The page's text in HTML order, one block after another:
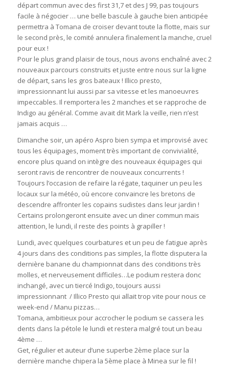
départ commun avec des first 31,7 et des J 99, pas toujours
facile à négocier … une belle bascule à gauche bien anticipée
permettra à Tomana de croiser devant toute la flotte, mais sur
le second près, le comité annulera finalement la manche, cruel
pour eux !
Pour le plus grand plaisir de tous, nous avons enchaîné avec 2
nouveaux parcours construits et juste entre nous sur la ligne
de départ, sans les gros bateaux ! Illico presto,
impressionnant lui aussi par sa vitesse et les manoeuvres
impeccables. Il remportera les 2 manches et se rapproche de
Indigo au général. Comme avait dit Mark la veille, rien n’est
jamais acquis …
Dimanche soir, un apéro Aspro bien sympa et improvisé avec
tous les équipages, moment très important de convivialité,
encore plus quand on intègre des nouveaux équipages qui
seront ravis de rencontrer de nouveaux concurrents !
Toujours l’occasion de refaire la régate, taquiner un peu les
locaux sur la météo, où encore convaincre les bretons de
descendre affronter les copains sudistes dans leur jardin !
Certains prolongeront ensuite avec un diner commun mais
attention, le lundi, il reste des points à grapiller !
Lundi, avec quelques courbatures et un peu de fatigue après
4 jours dans des conditions pas simples, la flotte disputera la
dernière banane du championnat dans des conditions très
molles, et nerveusement difficiles…Le podium restera donc
inchangé, avec un tiercé Indigo, toujours aussi
impressionnant / Illico Presto qui allait trop vite pour nous ce
week-end / Manu pizzas…
Tomana, ambitieux pour accrocher le podium se cassera les
dents dans la pétole le lundi et restera malgré tout un beau
4ème …
Get, régulier et auteur d’une superbe 2ème place sur la
dernière manche chipera la 5ème place à Minea sur le fil !